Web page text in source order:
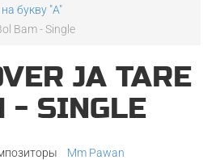
букву "A"
Bam - Single
JA TARE
- SINGLE
Mm Pawan